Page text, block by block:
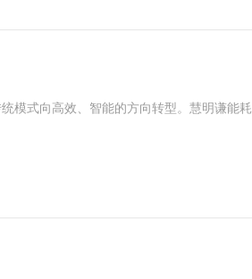
模式向高效、智能的方向转型。慧明谦能耗
智能水表